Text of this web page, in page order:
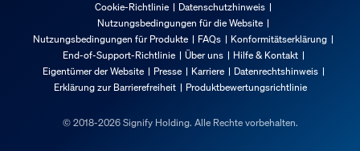
Cookie-Richtlinie
Datenschutzhinweis
Nutzungsbedingungen für die Website
Nutzungsbedingungen für Produkte
FAQs
Konformitätserklärung
End-of-Support-Richtlinie
Über uns
Hilfe & Kontakt
Eigentümer der Website
Presse Karriere
Datenrechtshinweis
Erklärung zur Barrierefreiheit
Produktbewertungsrichtlinie
© 2018-2026 Signify Holding. Alle Rechte vorbehalten.